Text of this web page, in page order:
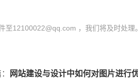
12100022@qq.com ，我们将及时处理。
网站建设与设计中如何对图片进行